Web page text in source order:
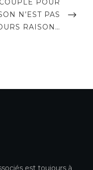
POUR
N’EST PAS
RAISON…
est toujours à